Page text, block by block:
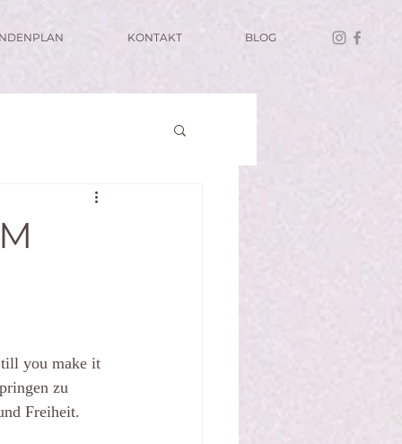
KONTAKT BLOG
till you make it
zu
Freiheit.